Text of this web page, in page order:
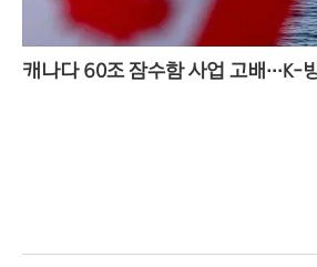
캐나다 60조 잠수함 사업 고배…K-